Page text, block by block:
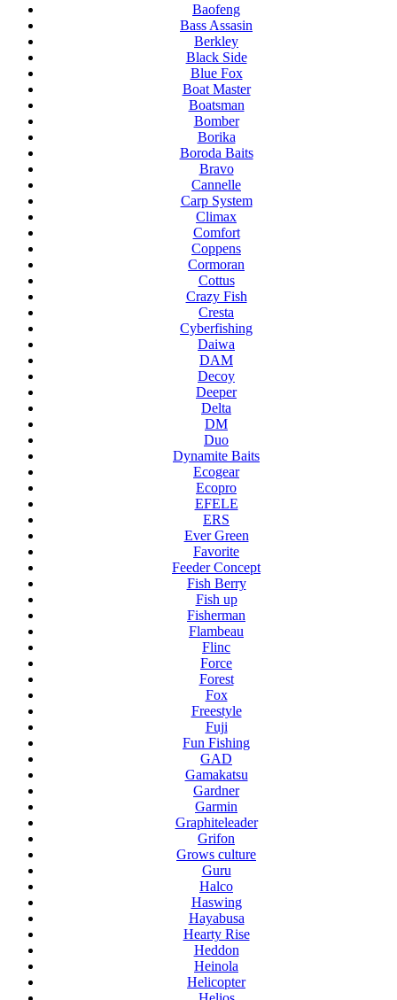
Baofeng
Bass Assasin
Berkley
Black Side
Blue Fox
Boat Master
Boatsman
Bomber
Borika
Boroda Baits
Bravo
Cannelle
Carp System
Climax
Comfort
Coppens
Cormoran
Cottus
Crazy Fish
Cresta
Cyberfishing
Daiwa
DAM
Decoy
Deeper
Delta
DM
Duo
Dynamite Baits
Ecogear
Ecopro
EFELE
ERS
Ever Green
Favorite
Feeder Concept
Fish Berry
Fish up
Fisherman
Flambeau
Flinc
Force
Forest
Fox
Freestyle
Fuji
Fun Fishing
GAD
Gamakatsu
Gardner
Garmin
Graphiteleader
Grifon
Grows culture
Guru
Halco
Haswing
Hayabusa
Hearty Rise
Heddon
Heinola
Helicopter